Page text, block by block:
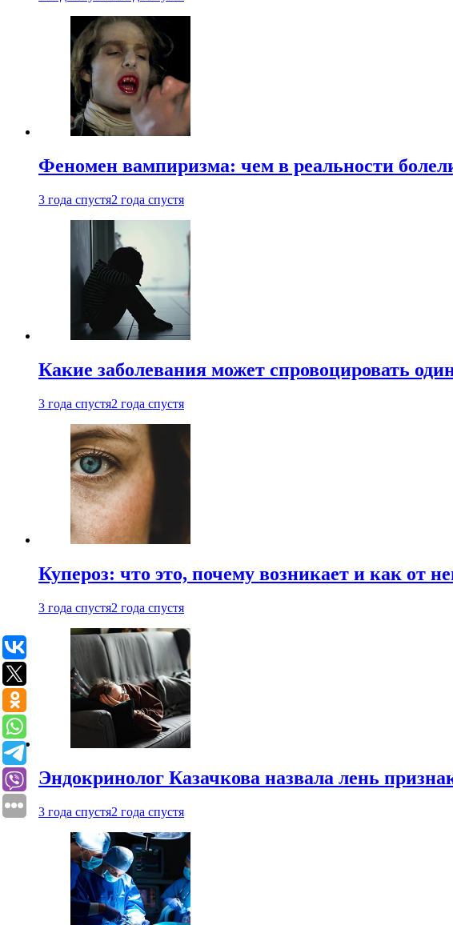
Феномен вампиризма: чем в реальности
3 года спустя2 года спустя
Какие заболевания может спровоцировать
3 года спустя2 года спустя
Купероз: что это, почему возникает и как от
3 года спустя2 года спустя
Эндокринолог Казачкова назвала лень
3 года спустя2 года спустя